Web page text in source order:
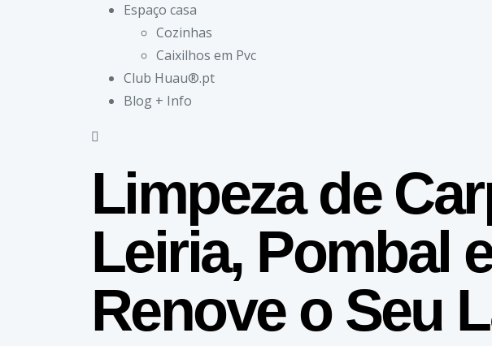
Espaço casa
Cozinhas
Caixilhos em Pvc
Club Huau®.pt
Blog + Info
Limpeza de
Leiria, Pombal
Renove o Seu